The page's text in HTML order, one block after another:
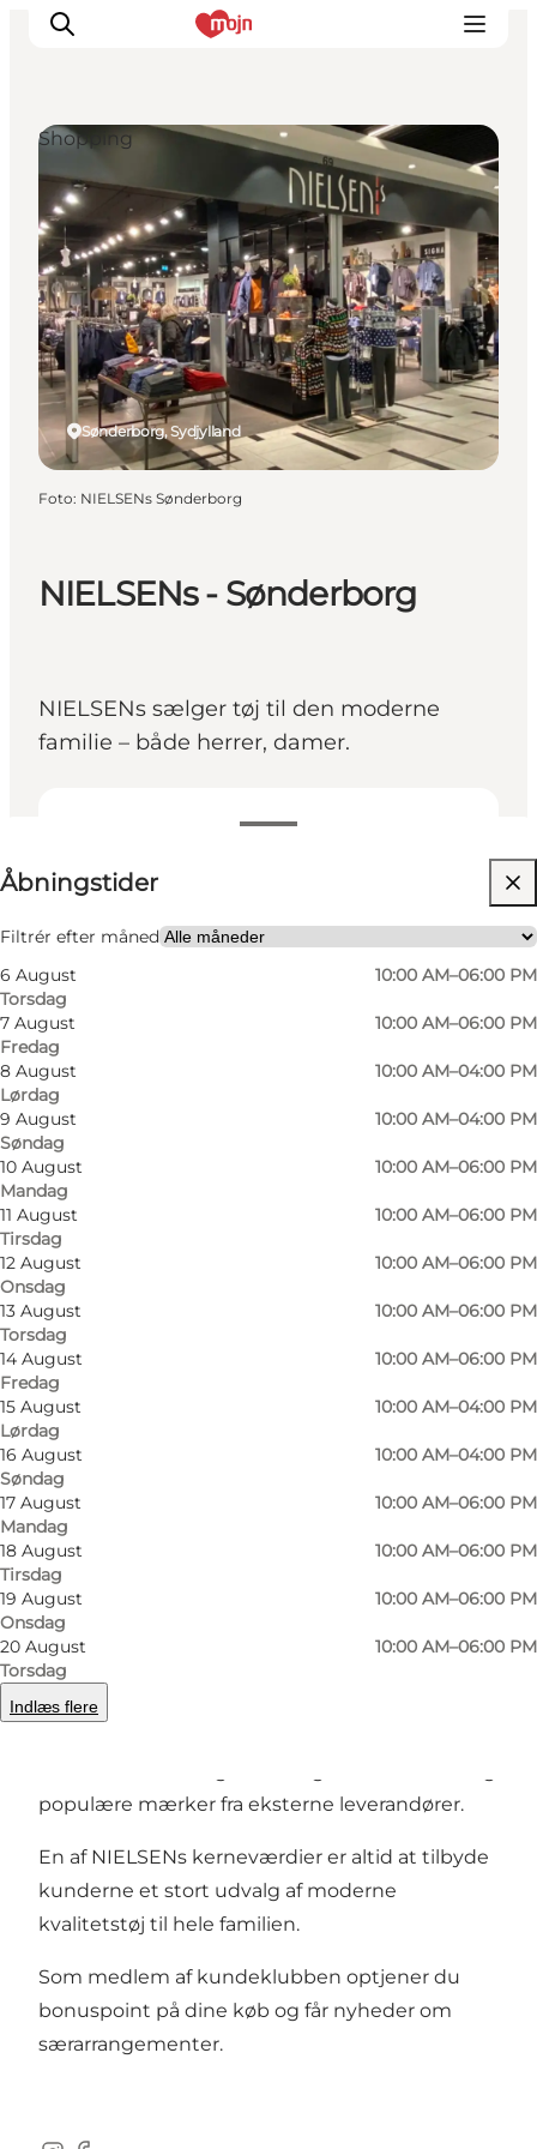
Oplevelser
Byer & Steder
Det sker
Overnatning
Planlæg din ferie
Booking
NIELSENs - Sønderborg
NIELSENs sælger tøj til den moderne
familie – både herrer, damer.
Åbningstider
Filtrér efter måned
6 August
Torsdag
10:00 AM–06:00 PM
7 August
Fredag
10:00 AM–06:00 PM
8 August
Lørdag
10:00 AM–04:00 PM
9 August
Søndag
10:00 AM–04:00 PM
10 August
Mandag
10:00 AM–06:00 PM
11 August
Tirsdag
10:00 AM–06:00 PM
12 August
Onsdag
10:00 AM–06:00 PM
13 August
Torsdag
10:00 AM–06:00 PM
14 August
Fredag
10:00 AM–06:00 PM
15 August
Lørdag
10:00 AM–04:00 PM
16 August
Søndag
10:00 AM–04:00 PM
17 August
Mandag
10:00 AM–06:00 PM
18 August
Tirsdag
10:00 AM–06:00 PM
19 August
Onsdag
10:00 AM–06:00 PM
20 August
Torsdag
10:00 AM–06:00 PM
Indlæs flere
Besøg hjemmeside
Venner, Min partner, Mig selv, Børn
Sønderborg, Sydjylland
Shopping
Foto: NIELSENs Sønderborg
Foto
Hos NIELSENs finder du altid den sidste ny
mode til meget konkurrencedygtige priser. Vi
populære mærker fra eksterne leverandører.
En af NIELSENs kerneværdier er altid at tilbyde
kunderne et stort udvalg af moderne
kvalitetstøj til hele familien.
Som medlem af kundeklubben optjener du
bonuspoint på dine køb og får nyheder om
særarrangementer.